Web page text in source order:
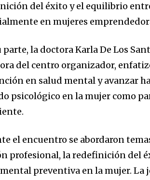
del éxito y el equilibrio
en mujeres
parte, la doctora Karla De Los
del centro organizador,
en salud mental y avanzar
psicológico en la mujer como
el encuentro se abordaron
profesional, la redefinición del
preventiva en la mujer. La